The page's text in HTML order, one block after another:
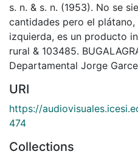
s. n. & s. n. (1953). No se
cantidades pero el plátano,
izquierda, es un producto
rural & 103485.
Departamental Jorge
URI
https://
474
Collections